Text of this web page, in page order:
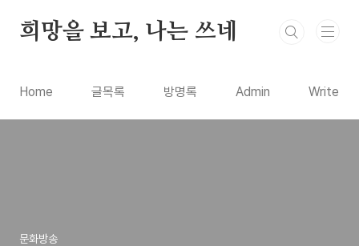
희망을 보고, 나는 쓰네
Home 글목록 방명록 Admin Write
문화방송